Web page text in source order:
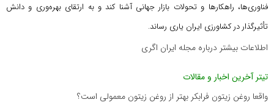
فناوری‌ها، راهکارها و تحولات بازار جهانی آشنا کند و به ارتقای بهره‌وری و دانش
تأثیرگذار در کشاورزی ایران یاری رساند.
اطلاعات بیشتر درباره مجله ایران اگری
تیتر آخرین اخبار و مقالات
واقعا روغن زیتون فرابکر بهتر از روغن زیتون معمولی است؟